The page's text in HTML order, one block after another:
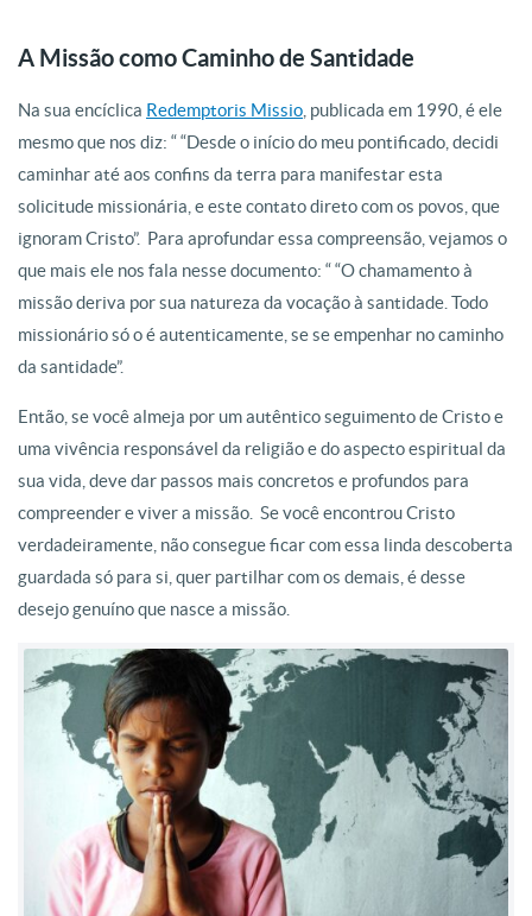
A Missão como Caminho de Santidade
Na sua encíclica Redemptoris Missio , publicada em 1990, é ele
mesmo que nos diz: “ “Desde o início do meu pontificado, decidi
caminhar até aos confins da terra para manifestar esta
solicitude missionária, e este contato direto com os povos, que
ignoram Cristo”. Para aprofundar essa compreensão, vejamos o
que mais ele nos fala nesse documento: “ “O chamamento à
missão deriva por sua natureza da vocação à santidade. Todo
missionário só o é autenticamente, se se empenhar no caminho
da santidade”.
Então, se você almeja por um autêntico seguimento de Cristo e
uma vivência responsável da religião e do aspecto espiritual da
sua vida, deve dar passos mais concretos e profundos para
compreender e viver a missão. Se você encontrou Cristo
verdadeiramente, não consegue ficar com essa linda descoberta
guardada só para si, quer partilhar com os demais, é desse
desejo genuíno que nasce a missão.